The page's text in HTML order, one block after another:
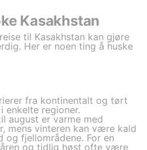
Kasakhstan
til Kasakhstan kan gjøre
Her er noen ting å huske
fra kontinentalt og tørt
enkelte regioner.
august er varme med
mens vinteren kan være kald
og fjellområdene. For en
og tidlig høst ofte være